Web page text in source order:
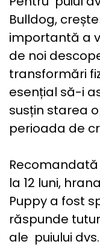
Bulldog,
importantă a
de noi
transformări
esențial să-i
susțin starea
perioada de
la 12 luni,
Puppy a fost
răspunde
ale puiului